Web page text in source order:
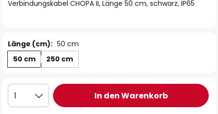
Verbindungskabel CHOPA II, Länge 50 cm, schwarz, IP65
Länge (cm): 50 cm
50 cm
250 cm
1 In den Warenkorb